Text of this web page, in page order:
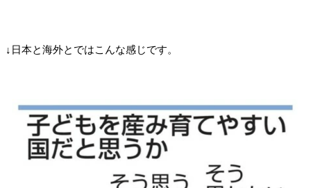
↓日本と海外とではこんな感じです。